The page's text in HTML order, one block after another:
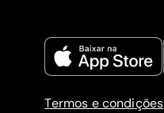
Termos e condições